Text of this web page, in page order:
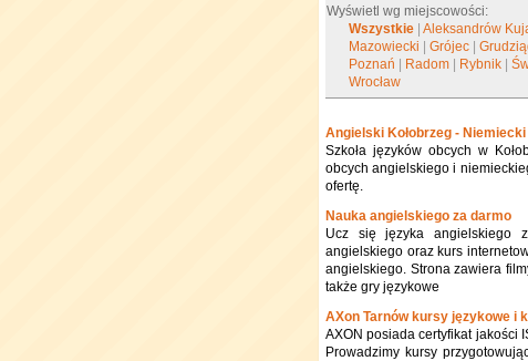
Wyświetl wg miejscowości:
Wszystkie |Aleksandrów
Mazowiecki |Grójec |
Poznań
Radom Rybnik |
Wrocław
Angielski Kołobrzeg -
Szkoła języków obcych w
obcych angielskiego i
ofertę.
Nauka angielskiego za darmo
Ucz się języka angielskiego
angielskiego oraz kurs
angielskiego. Strona zawiera
także gry językowe
AXon Tarnów kursy językowe i
AXON posiada certyfikat jakości
Prowadzimy kursy